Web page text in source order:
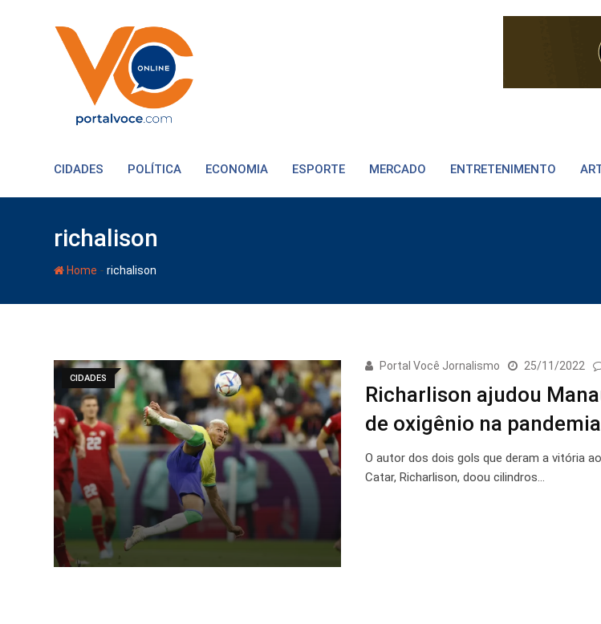
CIDADES POLÍTICA ECONOMIA ESPORTE MERCADO ENTRETENIMENTO
richalison
Home - richalison
CIDADES
Portal Você Jornalismo 25/11/2022
Richarlison ajudou
de oxigênio na pandemia
O autor dos dois gols que deram a vitória
Catar, Richarlison, doou cilindros…